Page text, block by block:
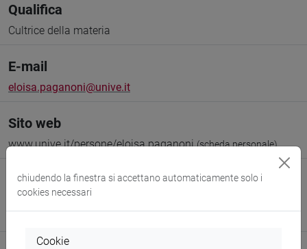
Qualifica
Cultrice della materia
E-mail
eloisa.paganoni@unive.it
Sito web
www.unive.it/persone/eloisa.paganoni(scheda personale)
Struttura
chiudendo la finestra si accettano automaticamente solo i
cookies necessari
Cookie